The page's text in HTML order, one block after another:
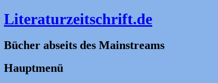
Literaturzeitschrift.de
Bücher abseits des Mainstreams
Hauptmenü